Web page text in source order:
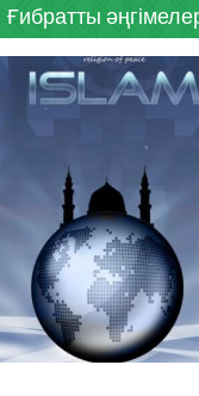
Ғибратты